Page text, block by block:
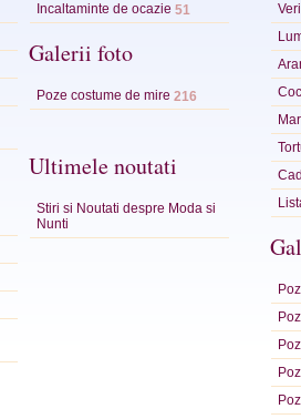
Incaltaminte de ocazie 51
Galerii foto
Poze costume de mire 216
Ultimele noutati
Stiri si Noutati despre Moda si
Nunti